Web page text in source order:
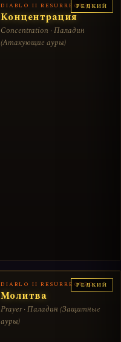
РЕДКИЙ
DIABLO II RESURRECTED
Концентрация
Concentration · Паладин
(Атакующие ауры)
РЕДКИЙ
DIABLO II RESURRECTED
Молитва
Prayer · Паладин (Защитные
ауры)